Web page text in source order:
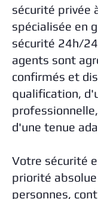
sécurité privée
spécialisée en
sécurité 24h/
agents sont
confirmés et
qualification,
d'une tenue
Votre sécurité
priorité
personnes,